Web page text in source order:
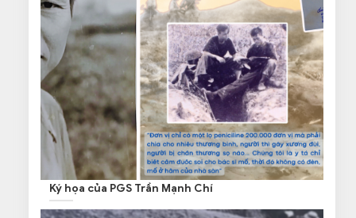
Ký họa của PGS Trần Mạnh Chí